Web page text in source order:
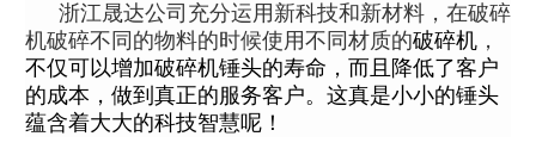
浙江晟达公司充分运用新科技和新材料，在破碎
机破碎不同的物料的时候使用不同材质的破碎机 ，
不仅可以增加破碎机锤头的寿命，而且降低了客户
的成本，做到真正的服务客户。这真是小小的锤头
蕴含着大大的科技智慧呢！